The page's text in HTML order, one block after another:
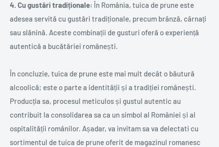
4. Cu gustări tradiționale: În România, tuica de prune este
adesea servită cu gustări tradiționale, precum brânză, cârnați
sau slănină. Aceste combinații de gusturi oferă o experiență
autentică a bucătăriei românești.
În concluzie, tuica de prune este mai mult decât o băutură
alcoolică; este o parte a identității și a tradiției românești.
Producția sa, procesul meticulos și gustul autentic au
contribuit la consolidarea sa ca un simbol al României și al
ospitalității românilor. Așadar, va invitam sa va delectati cu
sortimentul de tuica de prune oferit de magazinul romanesc